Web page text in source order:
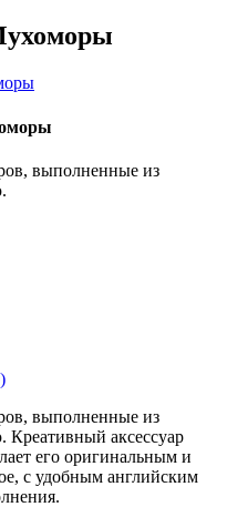
выполненные из
выполненные из
Креативный аксессуар
его оригинальным и
с удобным английским